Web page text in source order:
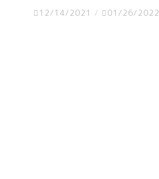
12/14/2021 / 01/26/2022